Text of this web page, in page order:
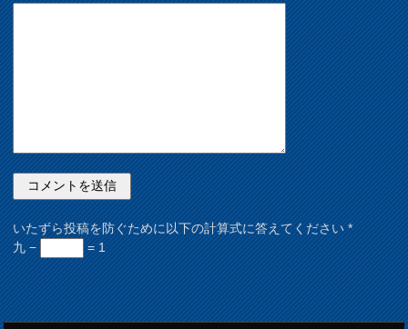
いたずら投稿を防ぐために以下の計算式に答えてください*
九 −
= 1